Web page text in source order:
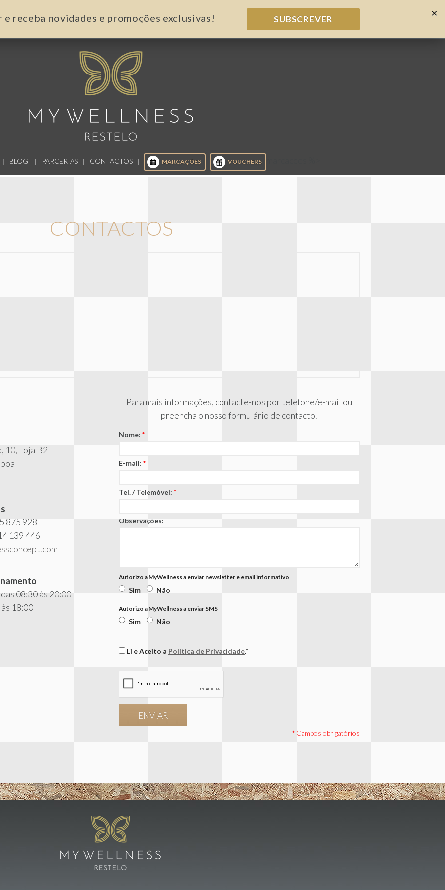
×
receba novidades e promoções exclusivas! SUBSCREVER
BLOG PARCERIAS CONTACTOS MARCAÇÕES VOUCHERS
CONTACTOS
10, Loja B2
875 928
139 446
08:30 às 20:00
18:00
Para mais informações, contacte-nos por telefone/e-mail ou
preencha o nosso formulário de contacto.
Nome: *
E-mail: *
Tel. / Telemóvel: *
Observações:
Autorizo a MyWellness a enviar newsletter e email informativo
Sim Não
Autorizo a MyWellness a enviar SMS
Sim Não
Li e Aceito a Política de Privacidade.*
ENVIAR
* Campos obrigatórios